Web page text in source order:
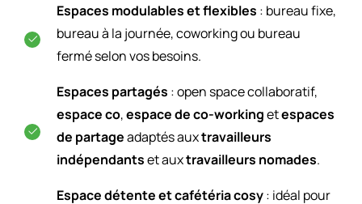
Espaces modulables et flexibles : bureau fixe,
bureau à la journée, coworking ou bureau
fermé selon vos besoins.
Espaces partagés : open space collaboratif,
espace co,espace de co-workingetespaces
de partageadaptés auxtravailleurs
indépendantset auxtravailleurs nomades.
Espace détente et cafétéria cosy: idéal pour